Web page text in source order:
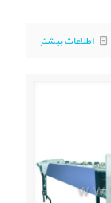
اطلاعات بیشتر